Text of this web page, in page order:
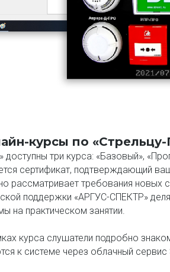
курсы по
три курса: «Базовый»,
сертификат, подтверждающий
рассматривает требования новых
поддержки «АРГУС-СПЕКТР»
на практическом занятии.
курса слушатели подробно
к системе через облачный сервис